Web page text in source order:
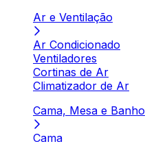
Ar e Ventilação
Ar Condicionado
Ventiladores
Cortinas de Ar
Climatizador de Ar
Cama, Mesa e Banho
Cama